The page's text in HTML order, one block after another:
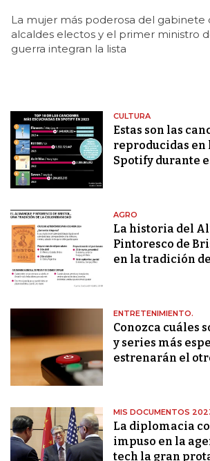
La mujer más poderosa del gabinete
alcaldes electos y el primer ministro
guerra integran la lista
CULTURA
Estas son las
reproducidas
Spotify durante
AGRO
La historia del
Pintoresco de
en la tradición
ENTRETENIMIENTO.
Conozca cuáles
y series más
estrenarán el
MIS DOCUMENTOS
La diplomacia
impuso en la
tech la gran